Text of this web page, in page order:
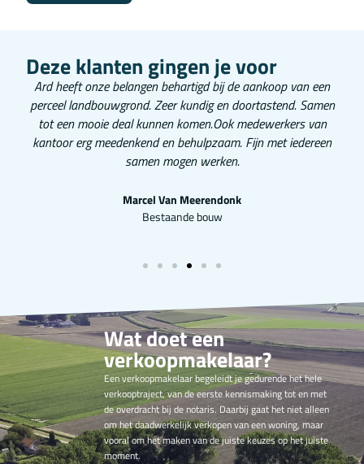
Deze klanten gingen je voor
Ard heeft onze belangen behartigd bij de aankoop van een
perceel landbouwgrond. Zeer kundig en doortastend. Samen
tot een mooie deal kunnen komen.Ook medewerkers van
kantoor erg meedenkend en behulpzaam. Fijn met iedereen
samen mogen werken.
Marcel Van Meerendonk
Bestaande bouw
Wat doet een
verkoopmakelaar?
Een verkoopmakelaar begeleidt je gedurende het hele
verkooptraject, van de eerste kennismaking tot en met
de overdracht bij de notaris. Daarbij gaat het niet alleen
om het daadwerkelijk verkopen van een woning, maar
vooral om het maken van de juiste keuzes op het juiste
moment.